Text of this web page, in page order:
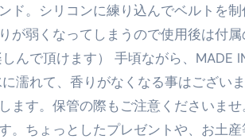
も返金されません
メイン特集- ビジネスの信用を築く――
攻略ガイド 今こそ買い時！ゲーミング
ド。シリコンに練り込んでベルトを
が弱くなってしまうので使用後は付
んで頂けます） 手頃ながら、MADE
濡れて、香りがなくなる事はござい
ます。保管の際もご注意くださいま
。ちょっとしたプレゼントや、お土